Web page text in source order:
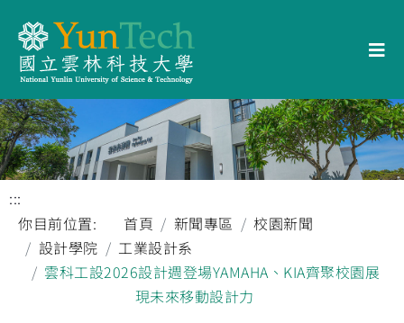
:::
你目前位置:
首頁 新聞專區
校園新聞
設計學院
工業設計系
雲科工設2026設計週登場YAMAHA、KIA齊聚校園展
現未來移動設計力